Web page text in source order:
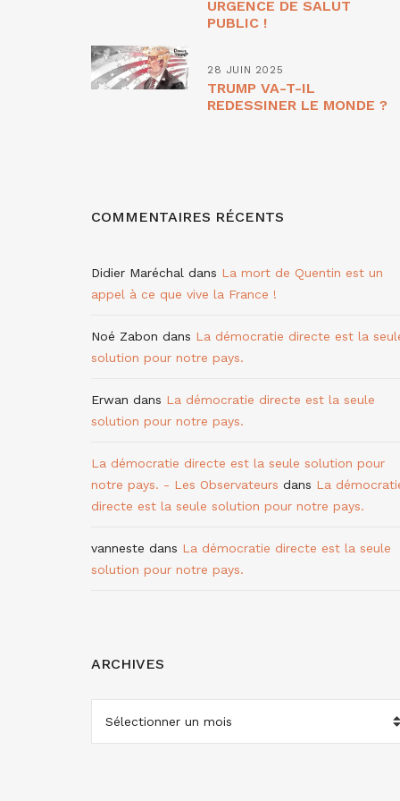
URGENCE DE SALUT
PUBLIC !
28 JUIN 2025
TRUMP VA-T-IL
REDESSINER LE MONDE ?
COMMENTAIRES RÉCENTS
Didier Maréchal dans La mort de Quentin est un
appel à ce que vive la France !
Noé Zabon dans La démocratie directe est la
solution pour notre pays.
Erwan dans La démocratie directe est la seule
solution pour notre pays.
La démocratie directe est la seule solution pour
notre pays. - Les Observateurs dans La
directe est la seule solution pour notre pays.
vanneste dans La démocratie directe est la seule
solution pour notre pays.
ARCHIVES
ARCHIVES